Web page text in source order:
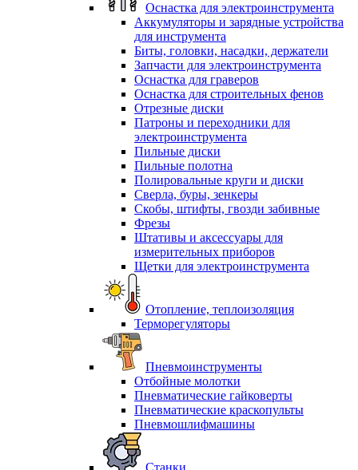
Оснастка для электроинструмента
Аккумуляторы и зарядные устройства
для инструмента
Биты, головки, насадки, держатели
Запчасти для электроинструмента
Оснастка для граверов
Оснастка для строительных фенов
Отрезные диски
Патроны и переходники для
электроинструмента
Пильные диски
Пильные полотна
Полировальные круги и диски
Сверла, буры, зенкеры
Скобы, штифты, гвозди забивные
Фрезы
Штативы и аксессуары для
измерительных приборов
Щетки для электроинструмента
Отопление, теплоизоляция
Терморегуляторы
Пневмоинструменты
Отбойные молотки
Пневматические гайковерты
Пневматические краскопульты
Пневмошлифмашины
Станки